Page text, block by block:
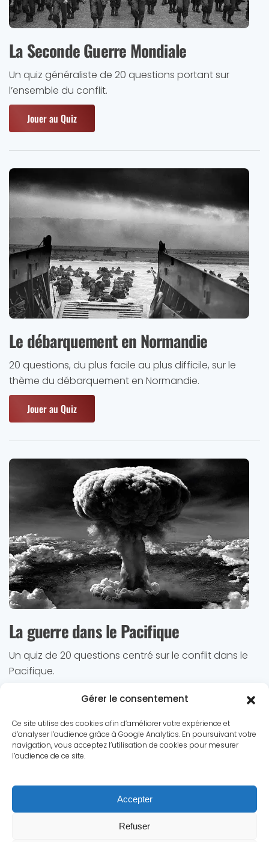
Gérer le consentement
Ce site utilise des cookies afin d’améliorer votre expérience et
d’analyser l’audience grâce à Google Analytics. En poursuivant votre
navigation, vous acceptez l’utilisation de cookies pour mesurer
l’audience de ce site.
Accepter
Refuser
La Seconde Guerre Mondiale
Un quiz généraliste de 20 questions portant sur
l’ensemble du conflit.
Jouer au Quiz
Le débarquement en Normandie
20 questions, du plus facile au plus difficile, sur le
thème du débarquement en Normandie.
Jouer au Quiz
La guerre dans le Pacifique
Un quiz de 20 questions centré sur le conflit dans le
Pacifique.
Chronologie
Culture